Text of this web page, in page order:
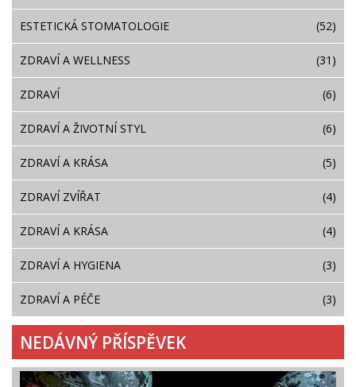
ESTETICKÁ STOMATOLOGIE (52)
ZDRAVÍ A WELLNESS (31)
ZDRAVÍ (6)
ZDRAVÍ A ŽIVOTNÍ STYL (6)
ZDRAVÍ A KRÁSA (5)
ZDRAVÍ ZVÍŘAT (4)
ZDRAVÍ A KRÁSA (4)
ZDRAVÍ A HYGIENA (3)
ZDRAVÍ A PÉČE (3)
NEDÁVNÝ PŘÍSPĚVEK